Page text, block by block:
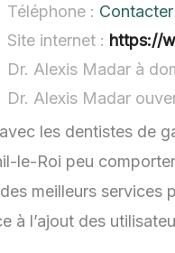
Téléphone : Contacter
Site internet : https://
Dr. Alexis Madar à
Dr. Alexis Madar
les dentistes de
le-Roi peu
meilleurs
à l’ajout des